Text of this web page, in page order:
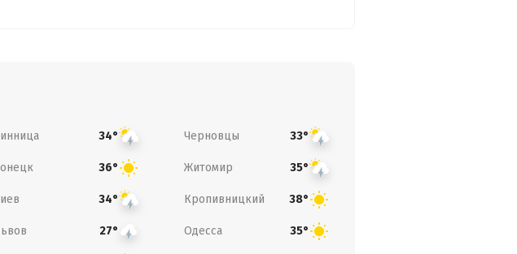
34° Черновцы 33°
36° Житомир 35°
34° Кропивницкий 38°
27° Одесса 35°